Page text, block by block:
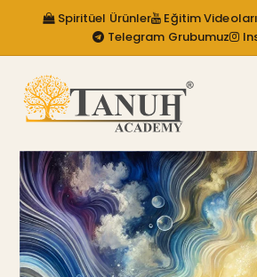
Spiritüel Ürünler Eğitim
Telegram Grubumuz